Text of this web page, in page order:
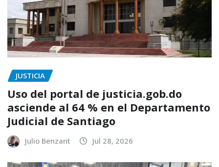
JUSTICIA
Uso del portal de justicia.gob.do
asciende al 64 % en el Departamento
Judicial de Santiago
Julio Benzant Jul 28, 2026